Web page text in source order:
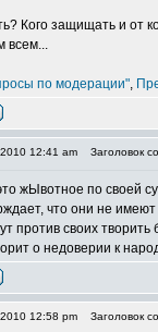
Кого защищать и от
всем...
по модерации",
12:41 am Заголовок
жЫвотное по своей
что они не имеют
против своих
о недоверии к
12:58 pm Заголовок